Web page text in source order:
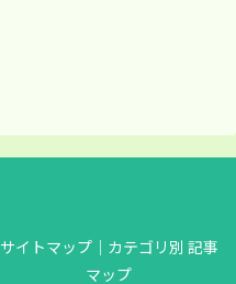
サイトマップ｜カテゴリ別 記事
マップ